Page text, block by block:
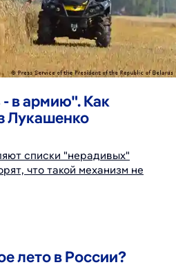
в армию". Как
Лукашенко
списки "нерадивых"
что такой механизм не
лето в России?